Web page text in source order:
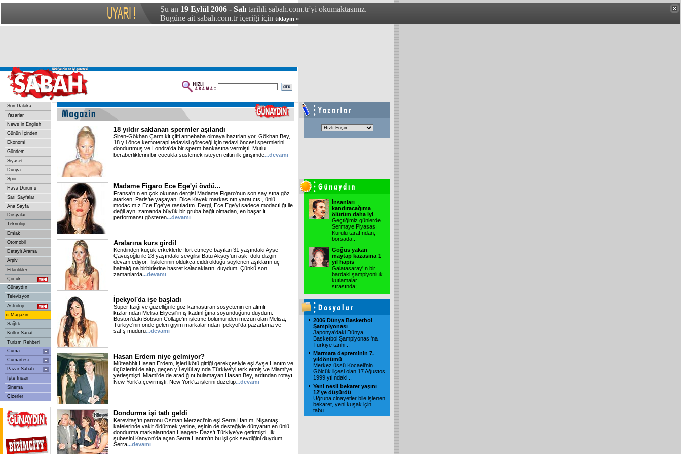
Şu an 19 Eylül 2006 - Salı tarihli sabah.com.tr'yi okumaktasınız.
Bugüne ait sabah.com.tr içeriği için tıklayın »
Son Dakika
Yazarlar
News in English
Günün İçinden
Ekonomi
Gündem
Siyaset
Dünya
Spor
Hava Durumu
Sarı Sayfalar
Ana Sayfa
Dosyalar
Teknoloji
Emlak
Otomobil
Detaylı Arama
Arşiv
Etkinlikler
Çocuk
Günaydın
Televizyon
Astroloji
» Magazin
Sağlık
Kültür Sanat
Turizm Rehberi
Cuma
Cumartesi
Pazar Sabah
İşte İnsan
Sinema
Çizerler
18 yıldır saklanan spermler aşılandı
Siren-Gökhan Çarmıklı çifti annebaba olmaya hazırlanıyor. Gökhan Bey,
18 yıl önce kemoterapi tedavisi göreceği için tedavi öncesi spermlerini
dondurtmuş ve Londra'da bir sperm bankasına vermişti. Mutlu
beraberliklerini bir çocukla süslemek isteyen çiftin ilk girişimde...devamı
Madame Figaro Ece Ege'yi övdü...
Fransa'nın en çok okunan dergisi Madame Figaro'nun son sayısına göz
atarken; Paris'te yaşayan, Dice Kayek markasının yaratıcısı, ünlü
modacımız Ece Ege'ye rastladım. Dergi, Ece Ege'yi sadece modacılığı ile
değil aynı zamanda büyük bir gruba bağlı olmadan, en başarılı
performansı gösteren...devamı
Aralarına kurs girdi!
Kendinden küçük erkeklerle flört etmeye bayılan 31 yaşındaki Ayşe
Çavuşoğlu ile 28 yaşındaki sevgilisi Batu Aksoy'un aşkı dolu dizgin
devam ediyor. İlişkilerinin oldukça ciddi olduğu söylenen aşıkların üç
haftalığına birbirlerine hasret kalacaklarını duydum. Çünkü son
zamanlarda...devamı
İpekyol'da işe başladı
Süper fiziği ve güzelliği ile göz kamaştıran sosyetenin en alımlı
kızlarından Melisa Eliyeşil'in iş kadınlığına soyunduğunu duydum.
Boston'daki Bobson Collage'ın işletme bölümünden mezun olan Melisa,
Türkiye'nin önde gelen giyim markalarından İpekyol'da pazarlama ve
satış müdürü...devamı
Hasan Erdem niye gelmiyor?
Müteahhit Hasan Erdem, işleri kötü gittiği gerekçesiyle eşi Ayşe Hanım ve
üçüzlerini de alıp, geçen yıl eylül ayında Türkiye'yi terk etmiş ve Miami'ye
yerleşmişti. Miami'de de aradığını bulamayan Hasan Bey, ardından rotayı
New York'a çevirmişti. New York'ta işlerini düzeltip...devamı
Dondurma işi tatlı geldi
Kerevitaş'ın patronu Osman Merzeci'nin eşi Serra Hanım, Nişantaşı
kafelerinde vakit öldürmek yerine, eşinin de desteğiyle dünyanın en ünlü
dondurma markalarından Haagen- Dazs'ı Türkiye'ye getirmişti. İlk
şubesini Kanyon'da açan Serra Hanım'ın bu işi çok sevdiğini duydum.
Serra...devamı
İnsanları
kandıracağıma
ölürüm daha iyi
Geçtiğimiz günlerde
Sermaye Piyasası
Kurulu tarafından,
borsada
Göğüs yakan
maytap kazasına 1
yıl hapis
Galatasaray'ın bir
bardaki şampiyonluk
kutlamaları
sırasında;
2006 Dünya Basketbol
Şampiyonası
Japonya'daki Dünya
Basketbol Şampiyonası'na
Türkiye tarihi
Marmara depreminin 7.
yıldönümü
Merkez üssü Kocaeli'nin
Gölcük ilçesi olan 17 Ağustos
1999 yılındaki
Yeni nesil bekaret yaşını
12'ye düşürdü
Uğruna cinayetler bile işlenen
bekaret, yeni kuşak için
tabu